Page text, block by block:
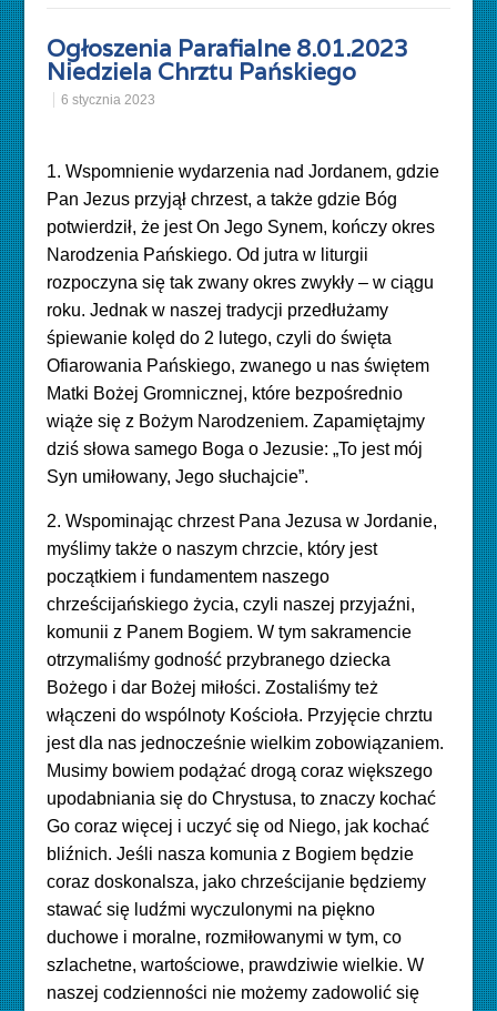
Ogłoszenia Parafialne 8.01.2023
Niedziela Chrztu Pańskiego
6 stycznia 2023
1. Wspomnienie wydarzenia nad Jordanem, gdzie
Pan Jezus przyjął chrzest, a także gdzie Bóg
potwierdził, że jest On Jego Synem, kończy okres
Narodzenia Pańskiego. Od jutra w liturgii
rozpoczyna się tak zwany okres zwykły – wciągu
roku. Jednak w naszej tradycji przedłużamy
śpiewanie kolęd do 2 lutego, czyli do święta
Ofiarowania Pańskiego, zwanego u nas świętem
Matki Bożej Gromnicznej, które bezpośrednio
wiąże się z Bożym Narodzeniem. Zapamiętajmy
dziś słowa samego Boga o Jezusie: „To jest mój
Syn umiłowany, Jego słuchajcie”.
2. Wspominając chrzest Pana Jezusa w Jordanie,
myślimy także o naszym chrzcie, który jest
początkiem i fundamentem naszego
chrześcijańskiego życia, czyli naszej przyjaźni,
komunii z Panem Bogiem. W tym sakramencie
otrzymaliśmy godność przybranego dziecka
Bożego i dar Bożej miłości. Zostaliśmy też
włączeni do wspólnoty Kościoła. Przyjęcie chrztu
jest dla nas jednocześnie wielkim zobowiązaniem.
Musimy bowiem podążać drogą coraz większego
upodabniania się do Chrystusa, to znaczy kochać
Go coraz więcej i uczyć się od Niego, jak kochać
bliźnich. Jeśli nasza komunia z Bogiem będzie
coraz doskonalsza, jako chrześcijanie będziemy
stawać się ludźmi wyczulonymi na piękno
duchowe i moralne, rozmiłowanymi w tym, co
szlachetne, wartościowe, prawdziwie wielkie. W
naszej codzienności nie możemy zadowolić się